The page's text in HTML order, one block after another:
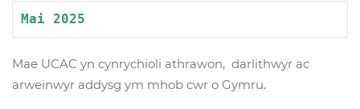
Mai 2025
Mae UCAC yn cynrychioli athrawon, darlithwyr ac
arweinwyr addysg ym mhob cwr o Gymru.